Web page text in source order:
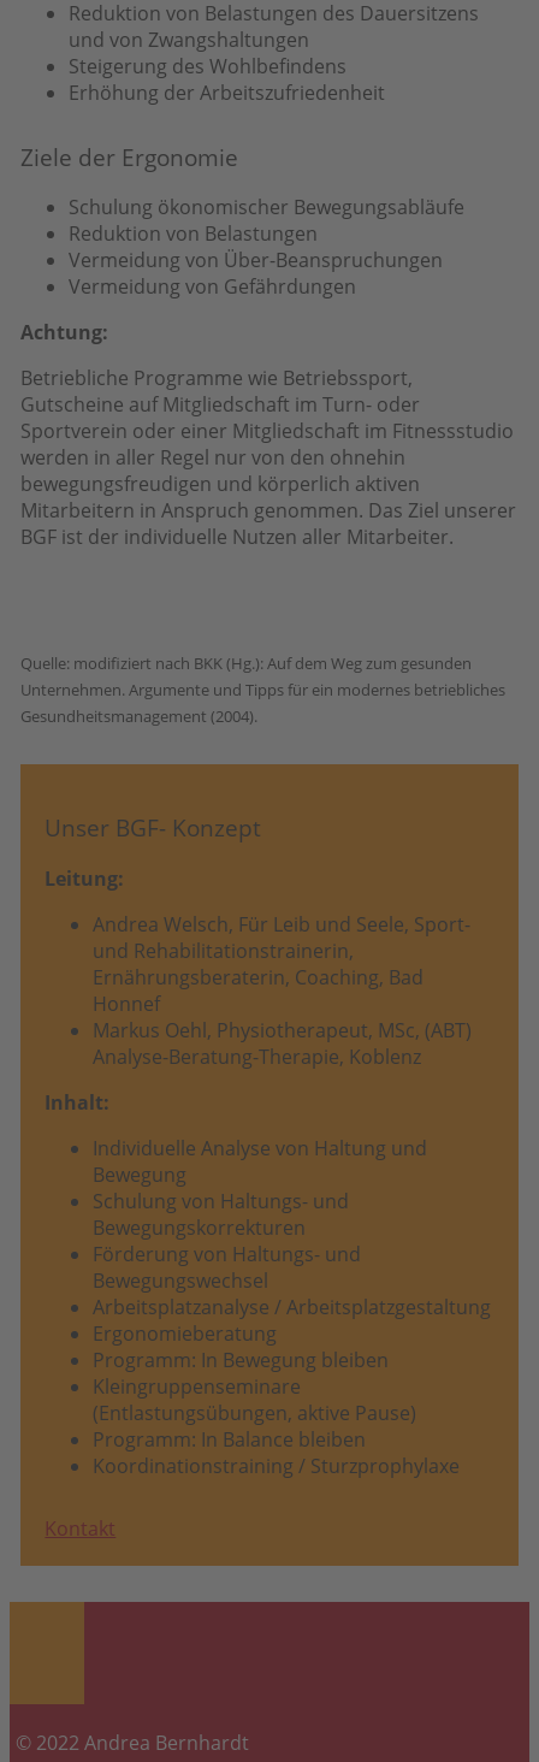
Reduktion von Belastungen des Dauersitzens
und von Zwangshaltungen
Steigerung des Wohlbefindens
Erhöhung der Arbeitszufriedenheit
Ziele der Ergonomie
Schulung ökonomischer Bewegungsabläufe
Reduktion von Belastungen
Vermeidung von Über-Beanspruchungen
Vermeidung von Gefährdungen
Achtung:
Betriebliche Programme wie Betriebssport,
Gutscheine auf Mitgliedschaft im Turn- oder
Sportverein oder einer Mitgliedschaft im Fitnessstudio
werden in aller Regel nur von den ohnehin
bewegungsfreudigen und körperlich aktiven
Mitarbeitern in Anspruch genommen. Das Ziel unserer
BGF ist der individuelle Nutzen aller Mitarbeiter.
Quelle: modifiziert nach BKK (Hg.): Auf dem Weg zum gesunden
Unternehmen. Argumente und Tipps für ein modernes betriebliches
Gesundheitsmanagement (2004).
Unser BGF- Konzept
Leitung:
Andrea Welsch, Für Leib und Seele, Sport-
und Rehabilitationstrainerin,
Ernährungsberaterin, Coaching, Bad
Honnef
Markus Oehl, Physiotherapeut, MSc, (ABT)
Analyse-Beratung-Therapie, Koblenz
Inhalt:
Individuelle Analyse von Haltung und
Bewegung
Schulung von Haltungs- und
Bewegungskorrekturen
Förderung von Haltungs- und
Bewegungswechsel
Arbeitsplatzanalyse / Arbeitsplatzgestaltung
Ergonomieberatung
Programm: In Bewegung bleiben
Kleingruppenseminare
(Entlastungsübungen, aktive Pause)
Programm: In Balance bleiben
Koordinationstraining / Sturzprophylaxe
Kontakt
© 2022 Andrea Bernhardt